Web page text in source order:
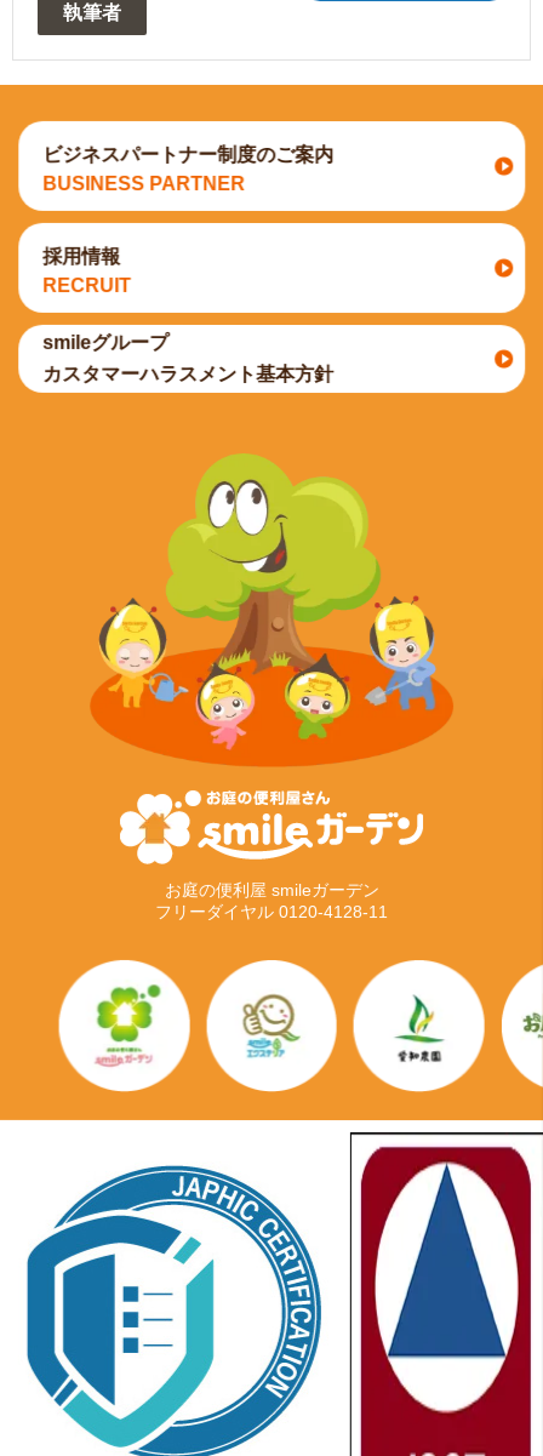
執筆者
お庭の便利屋 smileガーデン
フリーダイヤル 0120-4128-11
ビジネスパートナー制度のご案内
BUSINESS PARTNER
採用情報
RECRUIT
smileグループ
カスタマーハラスメント基本方針